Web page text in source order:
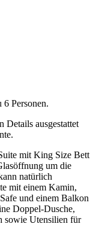
Personen.
Details ausgestattet
mit King Size Bett
um die
natürlich
mit einem Kamin,
und einem Balkon
Doppel-Dusche,
sowie Utensilien für